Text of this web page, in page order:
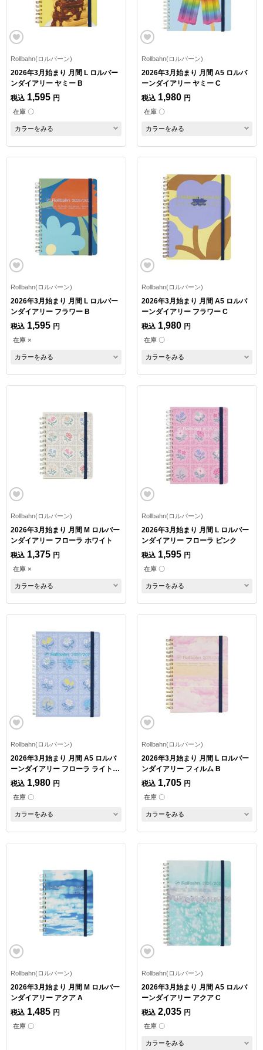
Rollbahn(ロルバーン)
2026年3月始まり 月間 L ロルバー
ンダイアリー ヤミー B
税込 1,595 円
在庫 〇
カラーをみる
Rollbahn(ロルバーン)
2026年3月始まり 月間 A5 ロルバ
ーンダイアリー ヤミー C
税込 1,980 円
在庫 〇
カラーをみる
Rollbahn(ロルバーン)
2026年3月始まり 月間 L ロルバー
ンダイアリー フラワー B
税込 1,595 円
在庫 ×
カラーをみる
Rollbahn(ロルバーン)
2026年3月始まり 月間 A5 ロルバ
ーンダイアリー フラワー C
税込 1,980 円
在庫 〇
カラーをみる
Rollbahn(ロルバーン)
2026年3月始まり 月間 M ロルバー
ンダイアリー フローラ ホワイト
税込 1,375 円
在庫 ×
カラーをみる
Rollbahn(ロルバーン)
2026年3月始まり 月間 L ロルバー
ンダイアリー フローラ ピンク
税込 1,595 円
在庫 〇
カラーをみる
Rollbahn(ロルバーン)
2026年3月始まり 月間 A5 ロルバ
ーンダイアリー フローラ ライトブ
ルー
税込 1,980 円
在庫 〇
カラーをみる
Rollbahn(ロルバーン)
2026年3月始まり 月間 L ロルバー
ンダイアリー フィルム B
税込 1,705 円
在庫 〇
カラーをみる
Rollbahn(ロルバーン)
2026年3月始まり 月間 M ロルバー
ンダイアリー アクア A
税込 1,485 円
在庫 〇
Rollbahn(ロルバーン)
2026年3月始まり 月間 A5 ロルバ
ーンダイアリー アクア C
税込 2,035 円
在庫 〇
カラーをみる